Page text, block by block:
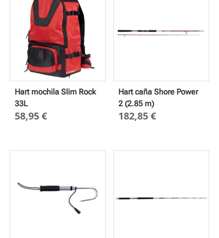
Hart mochila Slim Rock
33L
58,95€
Hart caña Shore Power
2 (2.85 m)
182,85€